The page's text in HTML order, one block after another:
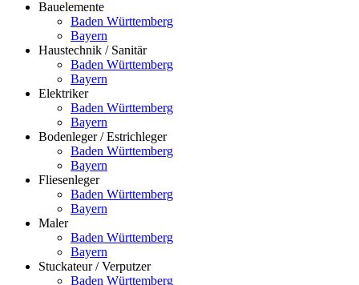
Bauelemente
Baden Württemberg
Bayern
Haustechnik / Sanitär
Baden Württemberg
Bayern
Elektriker
Baden Württemberg
Bayern
Bodenleger / Estrichleger
Baden Württemberg
Bayern
Fliesenleger
Baden Württemberg
Bayern
Maler
Baden Württemberg
Bayern
Stuckateur / Verputzer
Baden Württemberg